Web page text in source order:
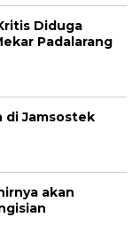
Diduga
Padalarang
di Jamsostek
akan